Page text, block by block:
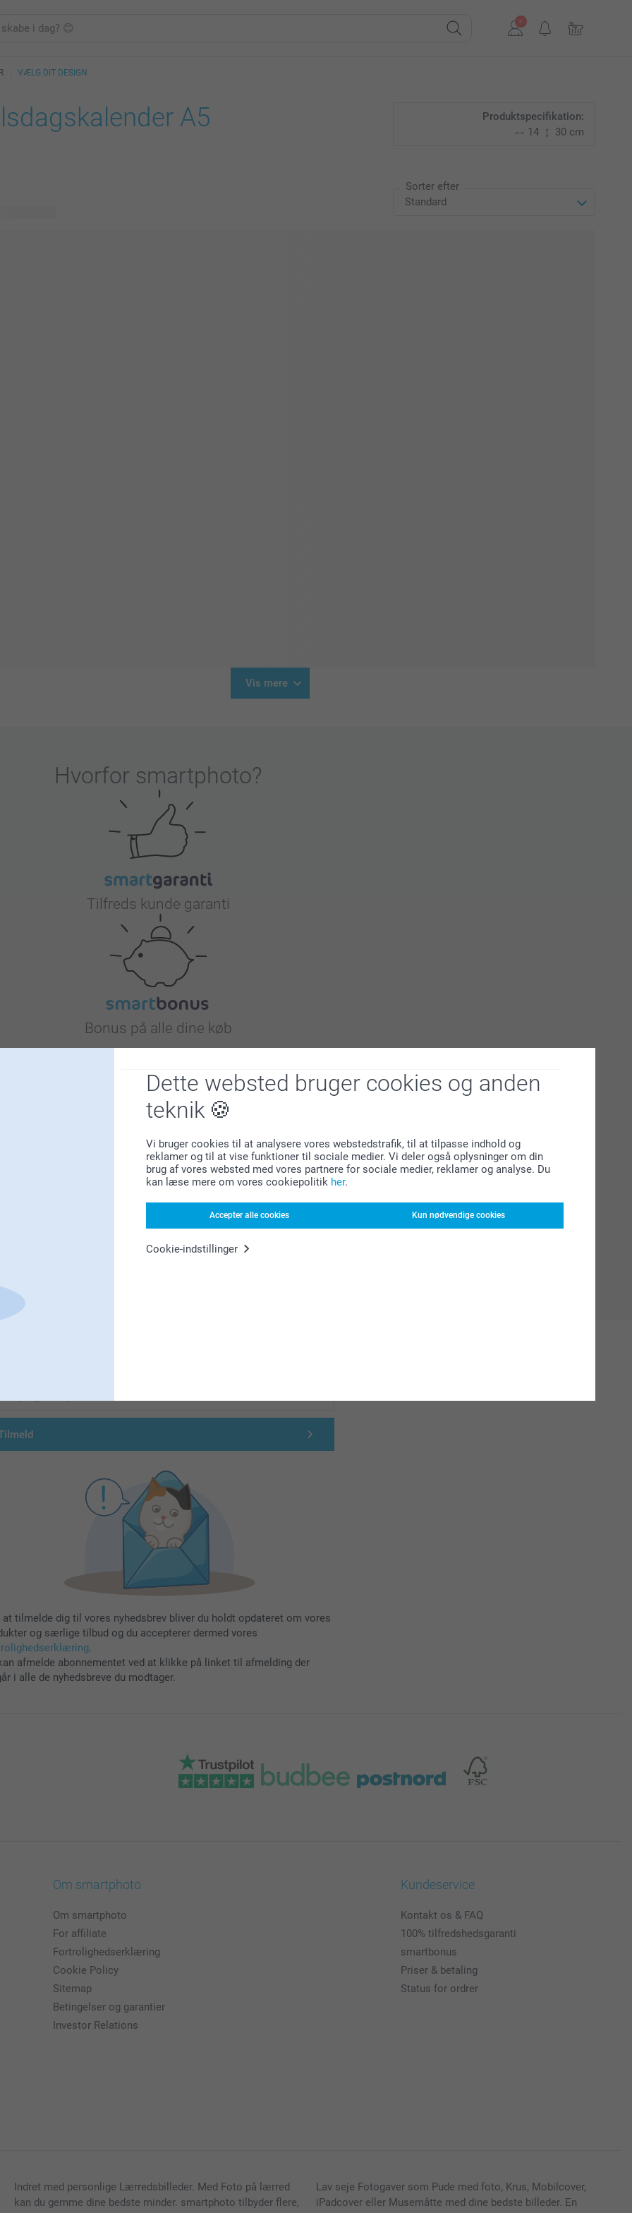
Dette websted bruger cookies og anden
teknik
Vi bruger cookies til at analysere vores webstedstrafik, til at tilpasse indhold og
reklamer og til at vise funktioner til sociale medier. Vi deler også oplysninger om din
brug af vores websted med vores partnere for sociale medier, reklamer og analyse. Du
kan læse mere om vores cookiepolitik her.
Accepter alle cookies Kun nødvendige cookies
Cookie-indstillinger
VÆLG DIT DESIGN
A5
Produktspecifikation:
14
30 cm
Sorter efter
Vis mere
Hvorfor smartphoto?
Tilfreds kunde garanti
Bonus på alle dine køb
Leder du efter inspiration?
at tilmelde dig til vores nyhedsbrev bliver du holdt opdateret om vores
og særlige tilbud og du accepterer dermed vores
.
afmelde abonnementet ved at klikke på linket til afmelding der
i alle de nyhedsbreve du modtager.
Om smartphoto
Om smartphoto
For affiliate
Fortrolighedserklæring
Cookie Policy
Sitemap
Betingelser og garantier
Investor Relations
Kundeservice
Kontakt os & FAQ
100% tilfredshedsgaranti
smartbonus
Priser & betaling
Status for ordrer
Indret med personlige Lærredsbilleder. Med Foto på lærred
kan du gemme dine bedste minder. smartphoto tilbyder flere,
Lav seje Fotogaver som Pude med foto, Krus, Mobilcover,
iPadcover eller Musemåtte med dine bedste billeder. En